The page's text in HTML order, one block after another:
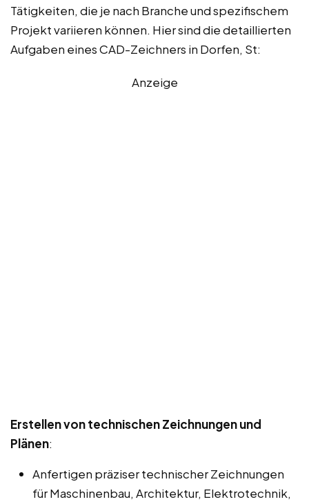
Tätigkeiten, die je nach Branche und spezifischem
Projekt variieren können. Hier sind die detaillierten
Aufgaben eines CAD-Zeichners in Dorfen, St:
Anzeige
Erstellen von technischen Zeichnungen und
Plänen:
Anfertigen präziser technischer Zeichnungen
für Maschinenbau, Architektur, Elektrotechnik,